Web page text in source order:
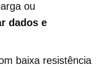
ou
dados e
baixa resistência